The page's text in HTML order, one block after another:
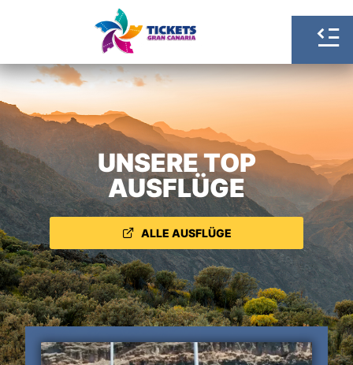
UNSERE TOP
AUSFLÜGE
ALLE AUSFLÜGE